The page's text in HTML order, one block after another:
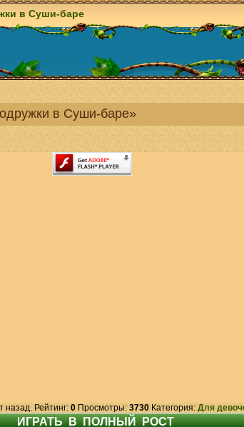
в Суши-баре
в Суши-баре»
назад. Рейтинг: 0Просмотры: 3730Категория: Для